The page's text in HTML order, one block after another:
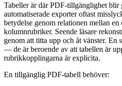
Tabeller är där PDF-tillgänglighet blir
automatiserade exporter oftast
betydelse genom relationen mellan en
kolumnrubriker. Seende läsare
genom att titta upp och åt vänster. En
— de är beroende av att tabellen är
rubrikkopplingarna är explicita.
En tillgänglig PDF-tabell behöver: